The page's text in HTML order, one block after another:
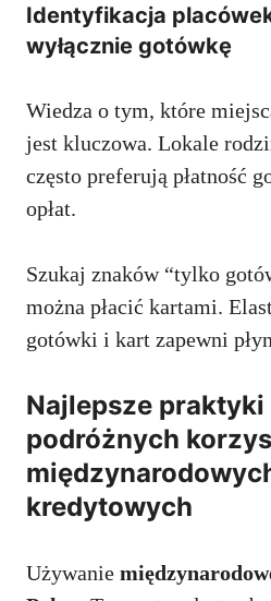
Identyfikacja
wyłącznie gotówkę
Wiedza o tym, które
jest kluczowa. Lokale
często preferują płatność
opłat.
Szukaj znaków “tylko
można płacić kartami.
gotówki i kart zapewni
Najlepsze praktyki
podróżnych
kredytowych
Używanie